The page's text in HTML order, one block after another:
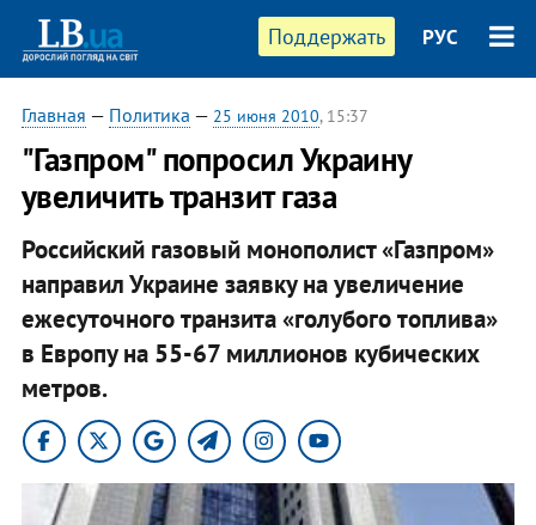
Поддержать РУС
Главная — Политика — 25 июня 2010, 15:37
"Газпром" попросил Украину
увеличить транзит газа
Российский газовый монополист «Газпром»
направил Украине заявку на увеличение
ежесуточного транзита «голубого топлива»
в Европу на 55-67 миллионов кубических
метров.